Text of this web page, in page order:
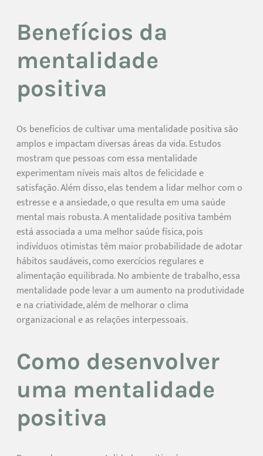
Benefícios da
mentalidade
positiva
Os benefícios de cultivar uma mentalidade positiva são
amplos e impactam diversas áreas da vida. Estudos
mostram que pessoas com essa mentalidade
experimentam níveis mais altos de felicidade e
satisfação. Além disso, elas tendem a lidar melhor com o
estresse e a ansiedade, o que resulta em uma saúde
mental mais robusta. A mentalidade positiva também
está associada a uma melhor saúde física, pois
indivíduos otimistas têm maior probabilidade de adotar
hábitos saudáveis, como exercícios regulares e
alimentação equilibrada. No ambiente de trabalho, essa
mentalidade pode levar a um aumento na produtividade
e na criatividade, além de melhorar o clima
organizacional e as relações interpessoais.
Como desenvolver
uma mentalidade
positiva